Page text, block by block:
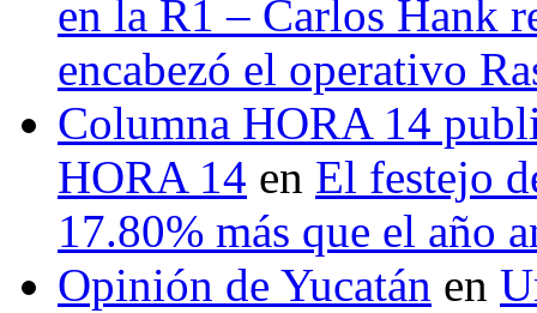
en la R1 – Carlos Hank
encabezó el operativo
Columna HORA 14
HORA 14 en El festejo
17.80% más que el año
Opinión de Yucatán en